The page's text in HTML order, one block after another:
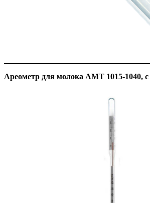
Ареометр для молока АМТ 1015-1040,